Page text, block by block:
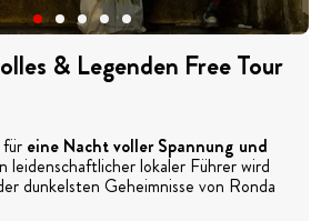
& Legenden Free Tour
eine Nacht voller Spannung und
leidenschaftlicher lokaler Führer wird
dunkelsten Geheimnisse von Ronda